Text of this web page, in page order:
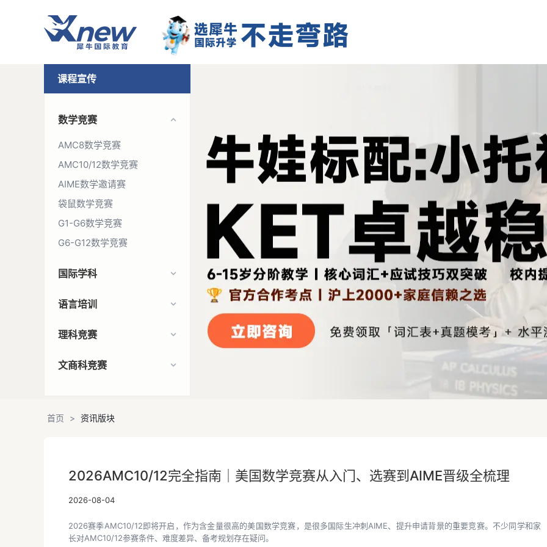
课程宣传
数学竞赛
AMC8数学竞赛
AMC10/12数学竞赛
AIME数学邀请赛
袋鼠数学竞赛
G1-G6数学竞赛
G6-G12数学竞赛
国际学科
语言培训
理科竞赛
文商科竞赛
首页 > 资讯版块
2026AMC10/12完全指南｜美国数学竞赛从入门、选赛到AIME晋级全梳理
2026-08-04
2026赛季AMC10/12即将开启，作为含金量很高的美国数学竞赛，是很多国际生冲刺AIME、提升申请背景的重要竞赛。不少同学和家
长对AMC10/12参赛条件、难度差异、备考规划存在疑问。